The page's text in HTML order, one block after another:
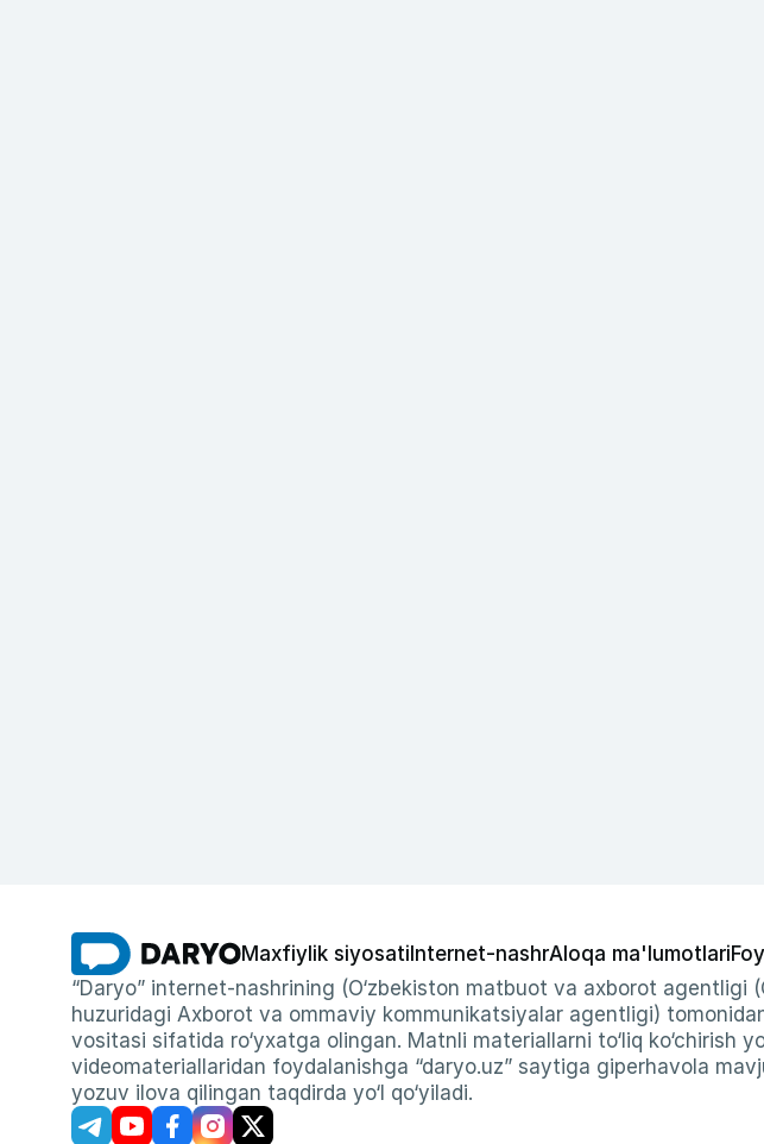
Maxfiylik siyosati Internet-nashrAloqa ma'lumotlari
“Daryo” internet-nashrining (O‘zbekiston matbuot va axborot agentligi
huzuridagi Axborot va ommaviy kommunikatsiyalar agentligi)
vositasi sifatida ro‘yxatga olingan. Matnli materiallarni to‘liq
videomateriallaridan foydalanishga “daryo.uz” saytiga giperhavola
yozuv ilova qilingan taqdirda yo‘l qo‘yiladi.